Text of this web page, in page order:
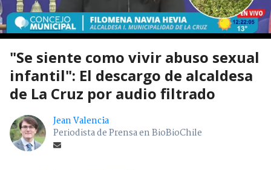
"Se siente como vivir abuso sexual
infantil": El descargo de alcaldesa
de La Cruz por audio filtrado
Jean Valencia
Periodista de Prensa en BioBioChile